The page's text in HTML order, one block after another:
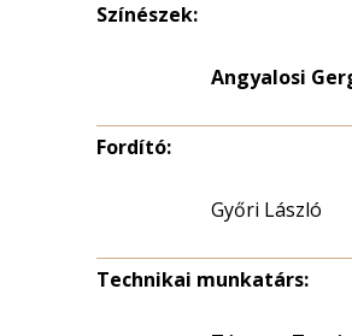
Színészek:
Angyalosi
Fordító:
Győri László
Technikai munkatárs: